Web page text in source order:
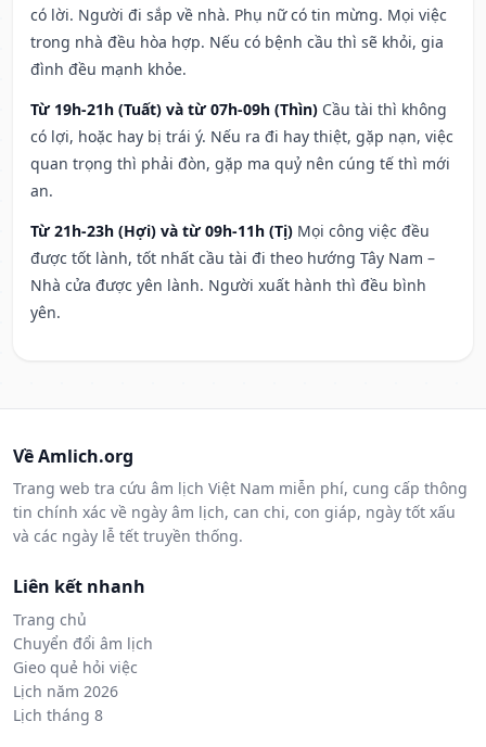
có lời. Người đi sắp về nhà. Phụ nữ có tin mừng. Mọi việc
trong nhà đều hòa hợp. Nếu có bệnh cầu thì sẽ khỏi, gia
đình đều mạnh khỏe.
Từ 19h-21h (Tuất) và từ 07h-09h (Thìn) Cầu tài thì không
có lợi, hoặc hay bị trái ý. Nếu ra đi hay thiệt, gặp nạn, việc
quan trọng thì phải đòn, gặp ma quỷ nên cúng tế thì mới
an.
Từ 21h-23h (Hợi) và từ 09h-11h (Tị) Mọi công việc đều
được tốt lành, tốt nhất cầu tài đi theo hướng Tây Nam –
Nhà cửa được yên lành. Người xuất hành thì đều bình
yên.
Về Amlich.org
Trang web tra cứu âm lịch Việt Nam miễn phí, cung cấp thông
tin chính xác về ngày âm lịch, can chi, con giáp, ngày tốt xấu
và các ngày lễ tết truyền thống.
Liên kết nhanh
Trang chủ
Chuyển đổi âm lịch
Gieo quẻ hỏi việc
Lịch năm 2026
Lịch tháng 8